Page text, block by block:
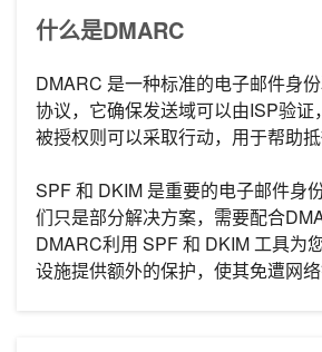
什么是DMARC
DMARC 是一种标准的电子邮件身
协议，它确保发送域可以由ISP验证
被授权则可以采取行动，用于帮助抵
SPF 和 DKIM 是重要的电子邮件身
们只是部分解决方案，需要配合
DMARC利用 SPF 和 DKIM 工具为
设施提供额外的保护，使其免遭网络